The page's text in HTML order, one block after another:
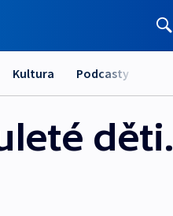
Kultura Podcasty
děti.